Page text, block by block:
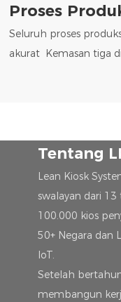
Proses
Seluruh proses
akurat Kemasan tiga
Tentang
Lean Kiosk
swalayan dari
100.000 kios
50+ Negara dan
IoT.
Setelah
membangun